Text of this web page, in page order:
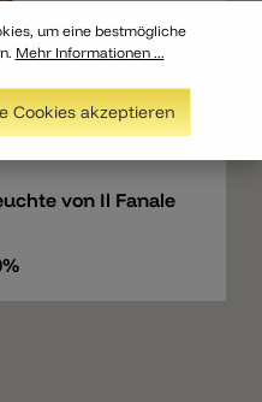
von Il Fanale
um eine bestmögliche
Mehr Informationen ...
Cookies akzeptieren